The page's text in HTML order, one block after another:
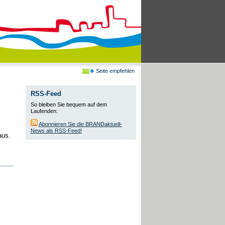
Seite empfehlen
RSS-Feed
So bleiben Sie bequem auf dem
Laufenden:
Abonnieren Sie die BRANDaktuell-
News als RSS-Feed!